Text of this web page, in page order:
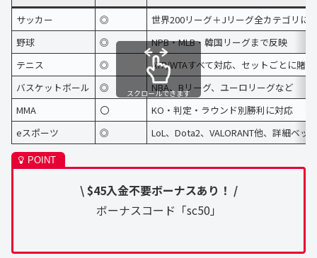
サッカー ◎
世界200リーグ＋Jリーグ全カテゴリに
野球
◎
NPB・MLB・韓国リーグまで反映
テニス
◎
ATP/WTAすべて対応、セットごとに賭
バスケットボール
◎
NBA、Bリーグ、ユーロリーグなど
MMA
〇
KO・判定・ラウンド別勝利に対応
eスポーツ
◎ LoL、Dota2、VALORANT他、詳細ベッ
スクロールできます
\ $45入金不要ボーナスあり！ /
ボーナスコード「sc50」